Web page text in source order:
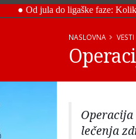
NASLOVNA VESTI
lečenja